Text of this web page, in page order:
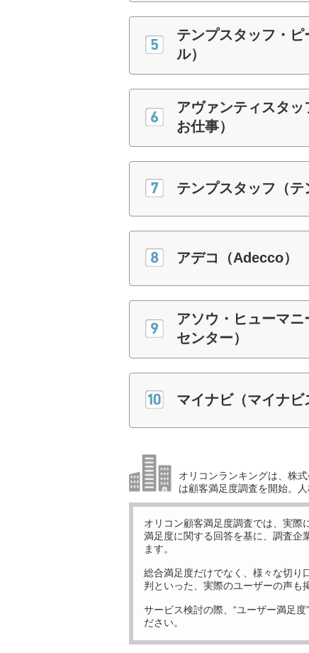
テンプスタッフ・
ル）
アヴァンティスタ
お仕事）
テンプスタッフ（テ
アデコ（Adecco）
アソウ・ヒューマ
センター）
マイナビ（マイナビ
オリコンランキングは、株
は顧客満足度調査を開始。
オリコン顧客満足度調査では、実際
満足度に関する回答を基に、調査企
ます。
総合満足度だけでなく、様々な切り
判といった、実際のユーザーの声も
サービス検討の際、“ユーザー満足
ださい。